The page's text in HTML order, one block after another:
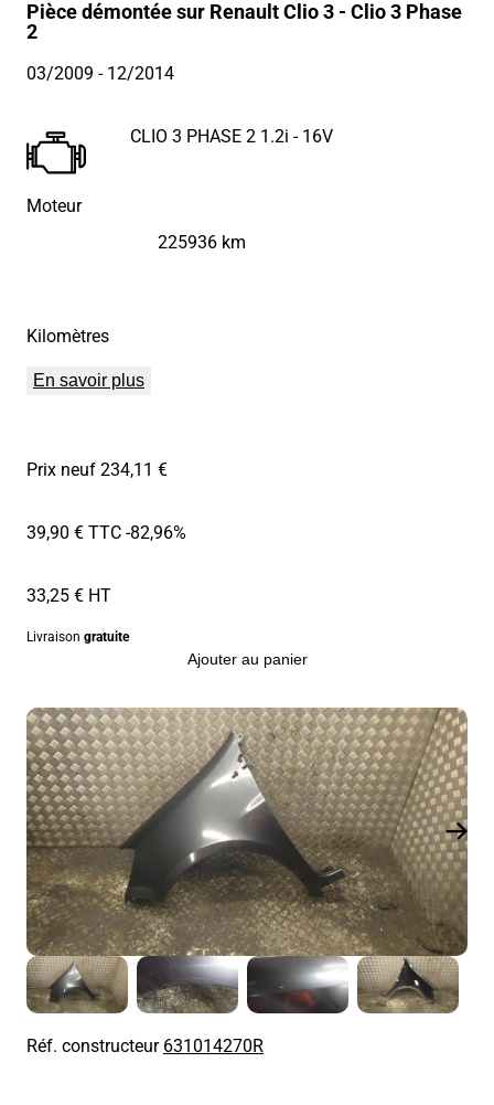
Pièce démontée sur Renault Clio 3 - Clio 3 Phase
2
03/2009 - 12/2014
Moteur
CLIO 3 PHASE 2 1.2i - 16V
Kilomètres
225936 km
En savoir plus
Prix neuf 234,11 €
39,90 € TTC-82,96%
33,25 € HT
Livraison gratuite
Ajouter au panier
Réf. constructeur631014270R